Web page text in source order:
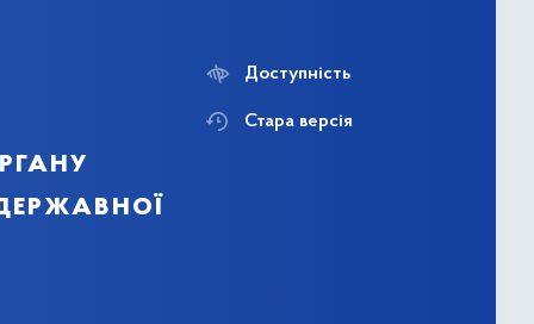
Доступність
Стара версія